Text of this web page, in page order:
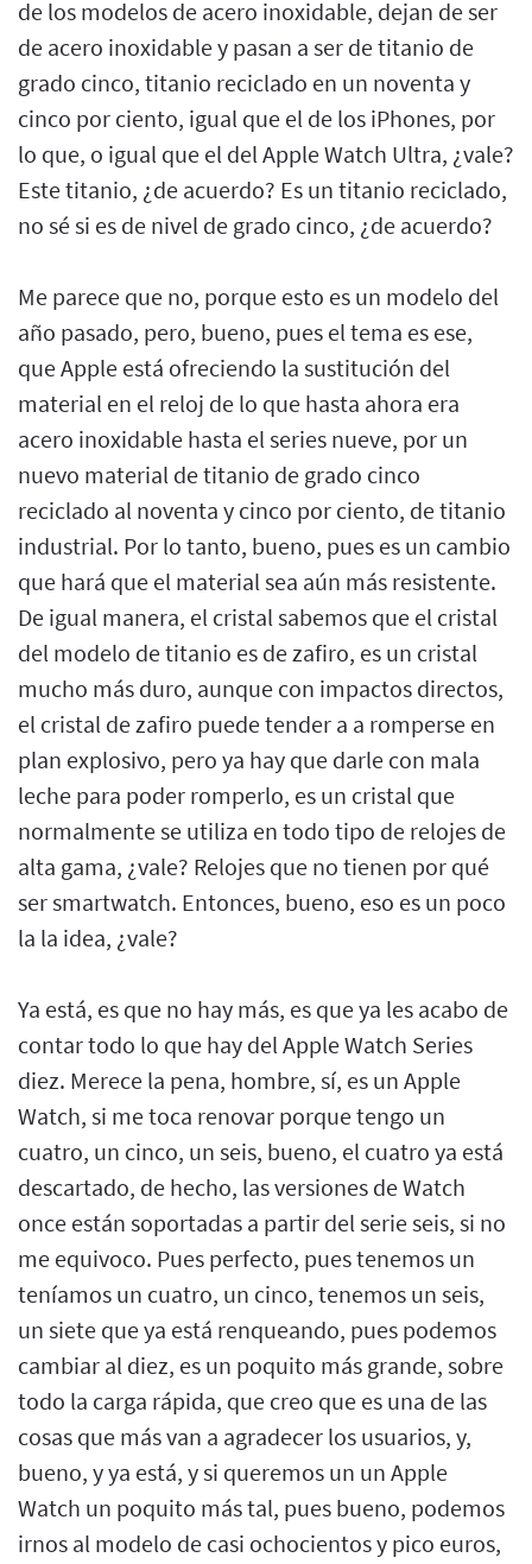
de los modelos de acero inoxidable, dejan de ser
de acero inoxidable y pasan a ser de titanio de
grado cinco, titanio reciclado en un noventa y
cinco por ciento, igual que el de los iPhones, por
lo que, o igual que el del Apple Watch Ultra, ¿vale?
Este titanio, ¿de acuerdo? Es un titanio reciclado,
no sé si es de nivel de grado cinco, ¿de acuerdo?
Me parece que no, porque esto es un modelo del
año pasado, pero, bueno, pues el tema es ese,
que Apple está ofreciendo la sustitución del
material en el reloj de lo que hasta ahora era
acero inoxidable hasta el series nueve, por un
nuevo material de titanio de grado cinco
reciclado al noventa y cinco por ciento, de titanio
industrial. Por lo tanto, bueno, pues es un cambio
que hará que el material sea aún más resistente.
De igual manera, el cristal sabemos que el cristal
del modelo de titanio es de zafiro, es un cristal
mucho más duro, aunque con impactos directos,
el cristal de zafiro puede tender a a romperse en
plan explosivo, pero ya hay que darle con mala
leche para poder romperlo, es un cristal que
normalmente se utiliza en todo tipo de relojes de
alta gama, ¿vale? Relojes que no tienen por qué
ser smartwatch. Entonces, bueno, eso es un poco
la la idea, ¿vale?
Ya está, es que no hay más, es que ya les acabo de
contar todo lo que hay del Apple Watch Series
diez. Merece la pena, hombre, sí, es un Apple
Watch, si me toca renovar porque tengo un
cuatro, un cinco, un seis, bueno, el cuatro ya está
descartado, de hecho, las versiones de Watch
once están soportadas a partir del serie seis, si no
me equivoco. Pues perfecto, pues tenemos un
teníamos un cuatro, un cinco, tenemos un seis,
un siete que ya está renqueando, pues podemos
cambiar al diez, es un poquito más grande, sobre
todo la carga rápida, que creo que es una de las
cosas que más van a agradecer los usuarios, y,
bueno, y ya está, y si queremos un un Apple
Watch un poquito más tal, pues bueno, podemos
irnos al modelo de casi ochocientos y pico euros,